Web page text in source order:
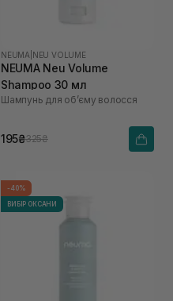
NEUMA NEU VOLUME
NEUMA Neu Volume
Shampoo 30 мл
Шампунь для обʼєму волосся
195₴325₴
-40%
ВИБІР ОКСАНИ